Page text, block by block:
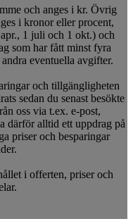
och anges i kr. Övrig
i kronor eller procent,
1 juli och 1 okt.) och
som har fått minst fyra
eventuella avgifter.
och tillgängligheten
sedan du senast besökte
oss via t.ex. e-post,
därför alltid ett uppdrag på
priser och besparingar
i offerten, priser och